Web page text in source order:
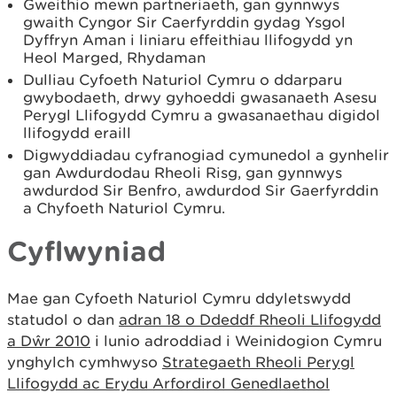
Gweithio mewn partneriaeth, gan gynnwys
gwaith Cyngor Sir Caerfyrddin gydag Ysgol
Dyffryn Aman i liniaru effeithiau llifogydd yn
Heol Marged, Rhydaman
Dulliau Cyfoeth Naturiol Cymru o ddarparu
gwybodaeth, drwy gyhoeddi gwasanaeth Asesu
Perygl Llifogydd Cymru a gwasanaethau digidol
llifogydd eraill
Digwyddiadau cyfranogiad cymunedol a gynhelir
gan Awdurdodau Rheoli Risg, gan gynnwys
awdurdod Sir Benfro, awdurdod Sir Gaerfyrddin
a Chyfoeth Naturiol Cymru.
Cyflwyniad
Mae gan Cyfoeth Naturiol Cymru ddyletswydd
statudol o dan adran 18 o Ddeddf Rheoli Llifogydd
a Dŵr 2010 i lunio adroddiad i Weinidogion Cymru
ynghylch cymhwyso Strategaeth Rheoli Perygl
Llifogydd ac Erydu Arfordirol Genedlaethol